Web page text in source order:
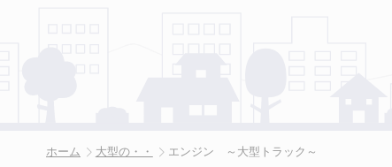
ホーム 大型の・・ エンジン ～大型トラック～